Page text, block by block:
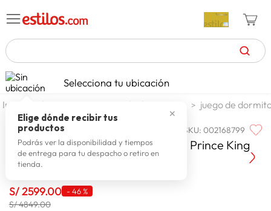
TÉRMINOS MÁS BUSCADOS
1. zapatillas mujer
2. celulares
3. zapatillas hombre
4. moda
6. tv
Selecciona tu ubicación
✕
Elige dónde recibir tus
productos
Podrás ver la disponibilidad y tiempos
de entrega para tu despacho o retiro en
tienda.
dormitorio juego de dormitorio juego de
PARAISO SKU:002168799
Paraiso Dormitorio Europeo Royal Prince King
S/2599.00 - 46 %
S/ 4849.00